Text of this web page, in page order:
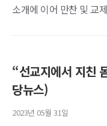
소개에 이어 만찬 및 교
“선교지에서 지친
당뉴스)
2023년 05월 31일